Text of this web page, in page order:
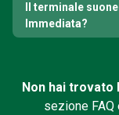
Il terminale
Immediata?
Non hai trovato
sezione